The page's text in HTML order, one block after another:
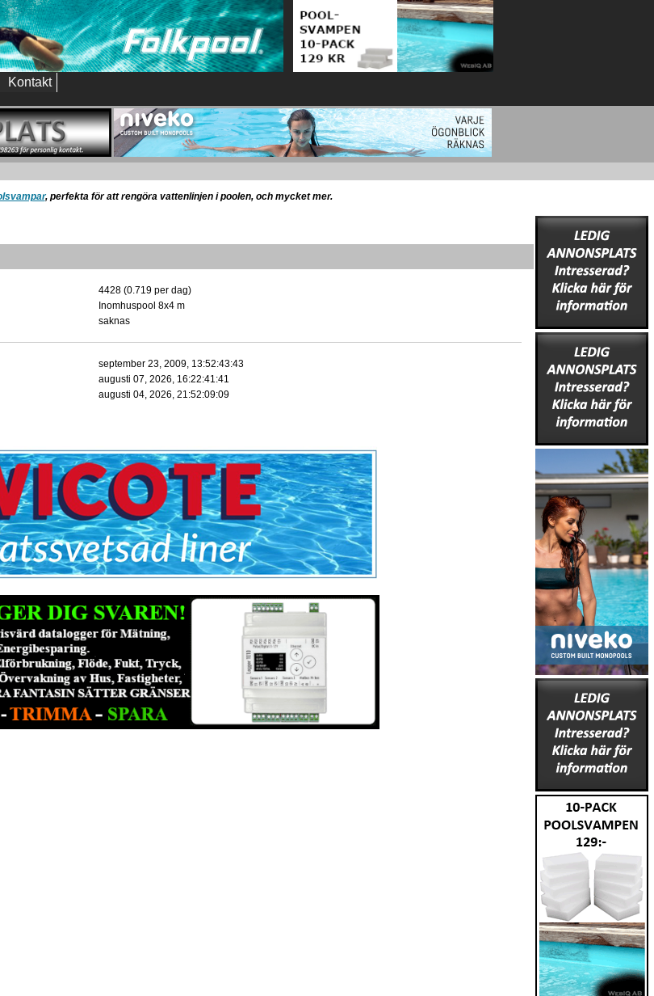
Kontakt
, perfekta för att rengöra vattenlinjen i poolen, och mycket mer.
4428 (0.719 per dag)
Inomhuspool 8x4 m
saknas
september 23, 2009, 13:52:43:43
augusti 07, 2026, 16:22:41:41
augusti 04, 2026, 21:52:09:09